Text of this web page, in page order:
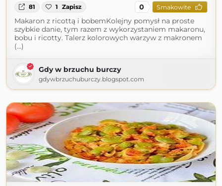
81 1 Zapisz 0 Smakowite
Makaron z ricottą i bobemKolejny pomysł na proste
szybkie danie, tym razem z wykorzystaniem makaronu,
bobu i ricotty. Talerz kolorowych warzyw z makronem
(...)
Gdy w brzuchu burczy
gdywbrzuchuburczy.blogspot.com